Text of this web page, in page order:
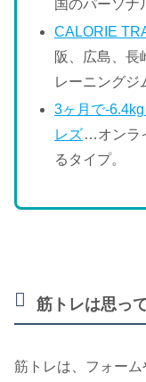
国のパーソナ
CALORIE
阪、広島、長
レーニングジ
3ヶ月で-
レズ…オンラ
るタイプ。
筋トレは思っ
筋トレは、フォー